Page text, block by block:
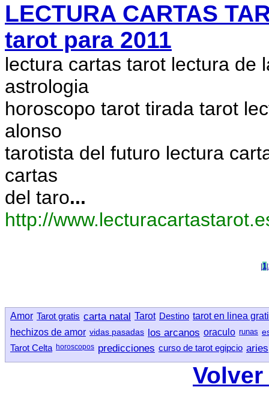
LECTURA CARTAS
tarot para 2011
lectura cartas tarot lectura de
astrologia
horoscopo tarot tirada tarot
alonso
tarotista del futuro lectura
cartas
del taro...
http://
|1|
Amor Tarot gratis carta natal Tarot Destino tarot en linea
hechizos de amor vidas pasadas los arcanos oraculo runas
Tarot Celta horoscopos predicciones curso de tarot egipcio aries